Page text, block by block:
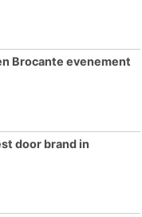
Brocante evenement
door brand in